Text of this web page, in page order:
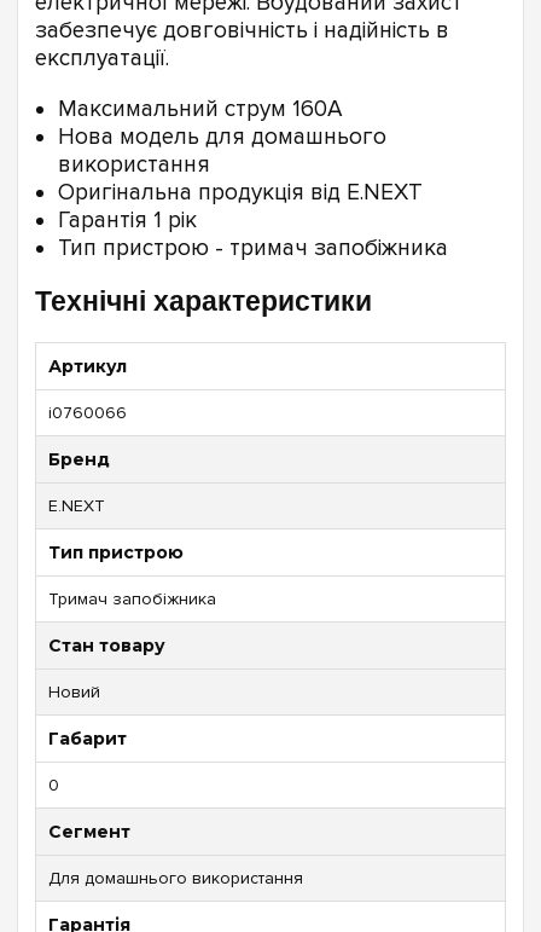
забезпечує довговічність і надійність в
експлуатації.
Максимальний струм 160А
Нова модель для домашнього
використання
Оригінальна продукція від E.NEXT
Гарантія 1 рік
Тип пристрою - тримач запобіжника
Технічні характеристики
Артикул
i0760066
Бренд
E.NEXT
Тип пристрою
Тримач запобіжника
Стан товару
Новий
Габарит
0
Сегмент
Для домашнього використання
Гарантія